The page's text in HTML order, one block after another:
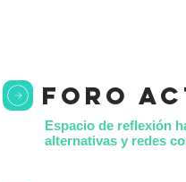
foro
Espacio de reflexión
alternativas y redes